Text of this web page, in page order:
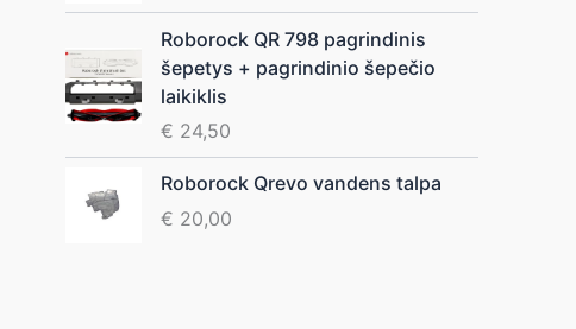
Roborock QR 798 pagrindinis
šepetys + pagrindinio šepečio
laikiklis
€ 24,50
Roborock Qrevo vandens talpa
€ 20,00